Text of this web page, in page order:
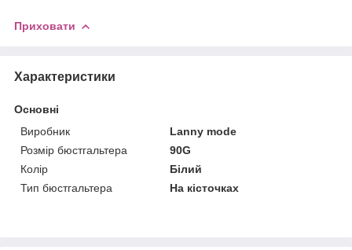
Приховати
Характеристики
Основні
Виробник
Lanny mode
Розмір бюстгальтера
90G
Колір
Білий
Тип бюстгальтера
На кісточках